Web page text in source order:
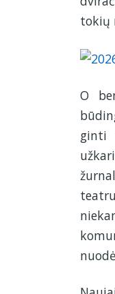
tokių
O
ginti